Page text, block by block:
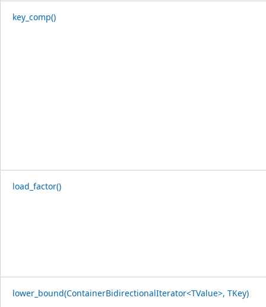
key_comp()
load_factor()
lower_bound(ContainerBidirectionalIterator<TValue>, TKey)